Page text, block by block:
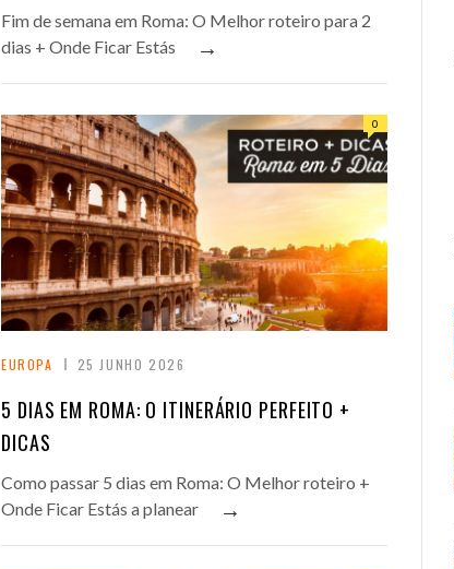
Fim de semana em Roma: O Melhor roteiro para 2
dias + Onde Ficar Estás
→
EUROPA 25 JUNHO 2026
0
5 DIAS EM ROMA: O ITINERÁRIO PERFEITO +
DICAS
Como passar 5 dias em Roma: O Melhor roteiro +
Onde Ficar Estás a planear
→